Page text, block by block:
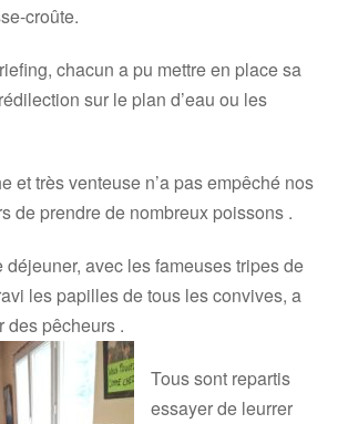
croûte.
chacun a pu mettre en place sa
sur le plan d’eau ou les
et très venteuse n’a pas empêché nos
de prendre de nombreux poissons .
avec les fameuses tripes de
les papilles de tous les convives, a
des pêcheurs .
Tous sont repartis
essayer de leurrer